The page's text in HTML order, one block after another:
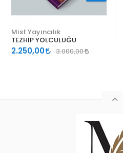
Mist Yayıncılık
TEZHİP YOLCULUĞU
2.250,00 3.000,00